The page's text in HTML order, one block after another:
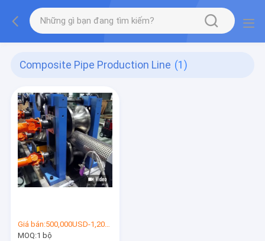
Composite Pipe Production Line (1)
Giá bán:500,000USD-1,200,000USD
MOQ:1 bộ